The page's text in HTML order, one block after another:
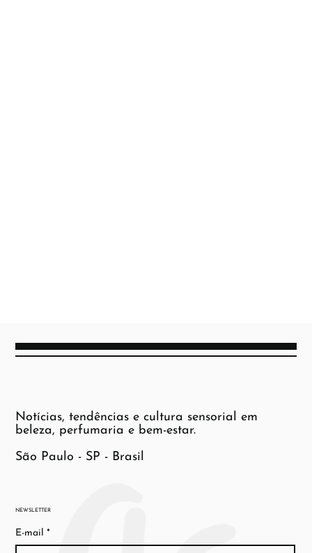
NEWSLETTER
E-mail *
Notícias, tendências e cultura sensorial em
beleza, perfumaria e bem-estar.
São Paulo - SP - Brasil